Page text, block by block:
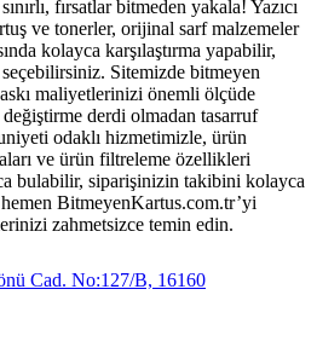
fırsatlar bitmeden yakala! Yazıcı
ve tonerler, orijinal sarf malzemeler
kolayca karşılaştırma yapabilir,
Sitemizde bitmeyen
maliyetlerinizi önemli ölçüde
derdi olmadan tasarruf
odaklı hizmetimizle, ürün
ve ürün filtreleme özellikleri
bulabilir, siparişinizin takibini kolayca
BitmeyenKartus.com.tr’yi
zahmetsizce temin edin.
Cad. No:127/B, 16160